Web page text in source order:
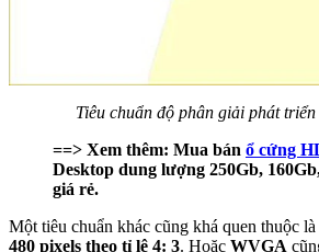
Tiêu chuẩn độ phân giải phát
==> Xem thêm: Mua bán ổ cứng
Desktop dung lượng 250Gb,
giá rẻ.
Một tiêu chuẩn khác cũng khá quen thuộc
480 pixels theo tỉ lệ 4: 3. Hoặc WVGA